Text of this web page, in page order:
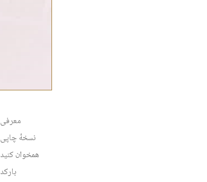
معرفی
نسخهٔ چاپی
همخوان کنید
بارکد